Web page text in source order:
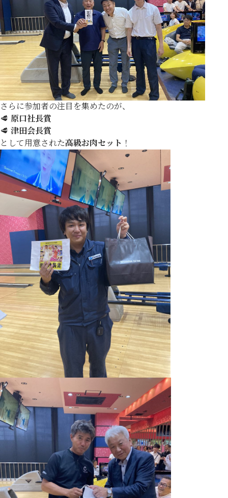
さらに参加者の注目を集めたのが、
🥩 原口社長賞
🥩 津田会長賞
として用意された高級お肉セット ！